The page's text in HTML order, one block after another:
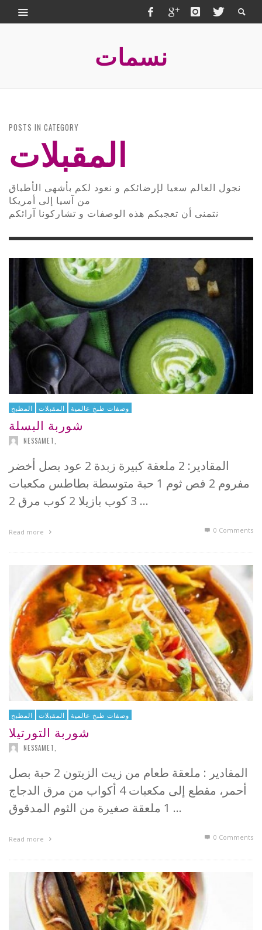
نسمات
POSTS IN CATEGORY
المقبلات
نجول العالم سعيا لإرضائكم و نعود لكم بأشهى الأطباق
من آسيا إلى أمريكا
نتمنى أن تعجبكم هذه الوصفات و تشاركونا آرائكم
المطبخ المقبلات وصفات طبخ عالمية
شوربة البسلة
NESSAMET
المقادير: 2 ملعقة كبيرة زبدة 2 عود بصل أخضر
مفروم 2 فص ثوم 1 حبة متوسطة بطاطس مكعبات
3 كوب بازيلا 2 كوب مرق 2 …
Read more 0 Comments
المطبخ المقبلات وصفات طبخ عالمية
شوربة التورتيلا
NESSAMET
المقادير : ملعقة طعام من زيت الزيتون 2 حبة بصل
أحمر، مقطع إلى مكعبات 4 أكواب من مرق الدجاج
1 ملعقة صغيرة من الثوم المدقوق …
Read more 0 Comments